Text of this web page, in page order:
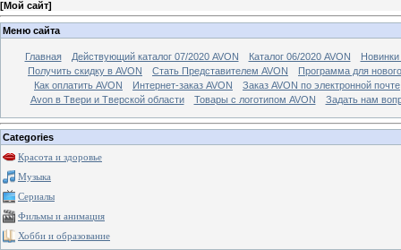
[Мой сайт]
Меню сайта
Главная Действующий каталог 07/2020 AVON Каталог 06/2020 AVON
Новинки
Получить скидку в AVON
Стать Представителем AVON
Программа для
Как оплатить AVON
Интернет-заказ AVON
Заказ AVON по электронной почте
Avon в Твери и Тверской области
Товары с логотипом AVON Задать нам
Categories
Красота и здоровье
Музыка
Сериалы
Фильмы и анимация
Хобби и образование